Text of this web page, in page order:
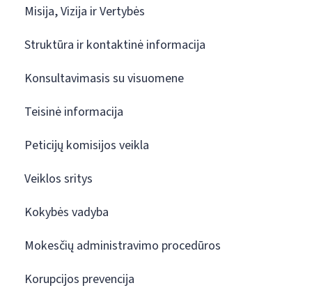
Misija, Vizija ir Vertybės
Struktūra ir kontaktinė informacija
Konsultavimasis su visuomene
Teisinė informacija
Peticijų komisijos veikla
Veiklos sritys
Kokybės vadyba
Mokesčių administravimo procedūros
Korupcijos prevencija